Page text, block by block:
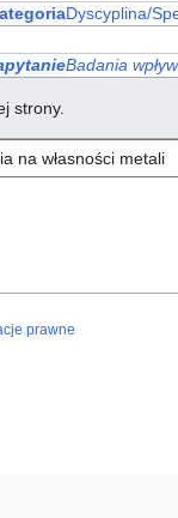
Dyscyplina/
Badania
strony.
prawne